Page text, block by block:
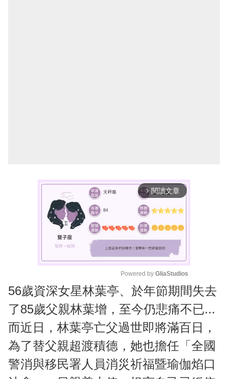
arrow_forward_ios 閱讀文章
M
u
t
e
Powered by GliaStudios
56歲資深女星林葉亭、於年節期間失去
了85歲父親林葉增，至今仍悲痛不已...
而近日，林葉亭亡父過世即將滿百日，
為了替父親超渡積德，她也擔任「全國
警消與移民署人員消災祈福暨瑜伽焰口